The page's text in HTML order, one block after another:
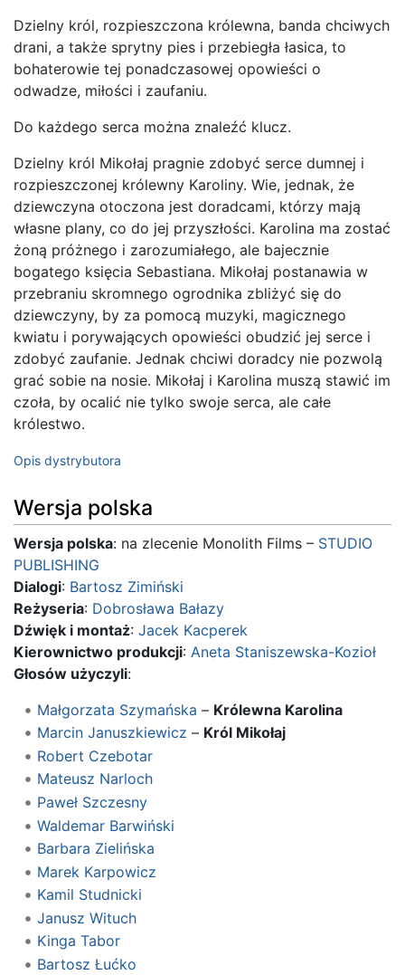
Dzielny król, rozpieszczona królewna, banda chciwych
drani, a także sprytny pies i przebiegła łasica, to
bohaterowie tej ponadczasowej opowieści o
odwadze, miłości i zaufaniu.
Do każdego serca można znaleźć klucz.
Dzielny król Mikołaj pragnie zdobyć serce dumnej i
rozpieszczonej królewny Karoliny. Wie, jednak, że
dziewczyna otoczona jest doradcami, którzy mają
własne plany, co do jej przyszłości. Karolina ma zostać
żoną próżnego i zarozumiałego, ale bajecznie
bogatego księcia Sebastiana. Mikołaj postanawia w
przebraniu skromnego ogrodnika zbliżyć się do
dziewczyny, by za pomocą muzyki, magicznego
kwiatu i porywających opowieści obudzić jej serce i
zdobyć zaufanie. Jednak chciwi doradcy nie pozwolą
grać sobie na nosie. Mikołaj i Karolina muszą stawić im
czoła, by ocalić nie tylko swoje serca, ale całe
królestwo.
Opis dystrybutora
Wersja polska
Wersja polska: na zlecenie Monolith Films – STUDIO
PUBLISHING
Dialogi: Bartosz Zimiński
Reżyseria: Dobrosława Bałazy
Dźwięk i montaż: Jacek Kacperek
Kierownictwo produkcji: Aneta Staniszewska-Kozioł
Głosów użyczyli:
Małgorzata Szymańska – Królewna Karolina
Marcin Januszkiewicz – Król Mikołaj
Robert Czebotar
Mateusz Narloch
Paweł Szczesny
Waldemar Barwiński
Barbara Zielińska
Marek Karpowicz
Kamil Studnicki
Janusz Wituch
Kinga Tabor
Bartosz Łućko